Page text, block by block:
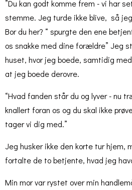
”Du kan godt komme frem - vi har
stemme. Jeg turde ikke blive, så
Bor du her? “ spurgte den ene
os snakke med dine forældre” Jeg
huset, hvor jeg boede, samtidig
at jeg boede derovre.
“Hvad fanden står du og lyver - nu
knallert foran os og du skal ikke
tager vi dig med.”
Jeg husker ikke den korte tur hjem,
fortalte de to betjente, hvad jeg
Min mor var rystet over min